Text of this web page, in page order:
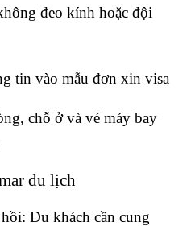
đeo kính hoặc đội
tin vào mẫu đơn xin visa
chỗ ở và vé máy bay
du lịch
Du khách cần cung